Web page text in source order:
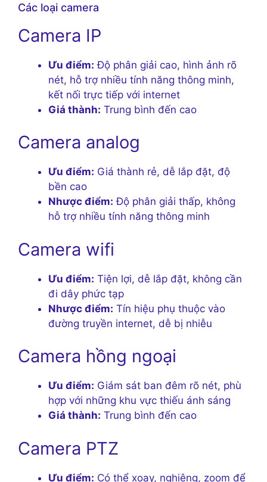
Các loại camera
Camera IP
Ưu điểm: Độ phân giải cao, hình ảnh rõ
nét, hỗ trợ nhiều tính năng thông minh,
kết nối trực tiếp với internet
Giá thành: Trung bình đến cao
Camera analog
Ưu điểm: Giá thành rẻ, dễ lắp đặt, độ
bền cao
Nhược điểm: Độ phân giải thấp, không
hỗ trợ nhiều tính năng thông minh
Camera wifi
Ưu điểm: Tiện lợi, dễ lắp đặt, không cần
đi dây phức tạp
Nhược điểm: Tín hiệu phụ thuộc vào
đường truyền internet, dễ bị nhiễu
Camera hồng ngoại
Ưu điểm: Giám sát ban đêm rõ nét, phù
hợp với những khu vực thiếu ánh sáng
Giá thành: Trung bình đến cao
Camera PTZ
Ưu điểm: Có thể xoay, nghiêng, zoom để